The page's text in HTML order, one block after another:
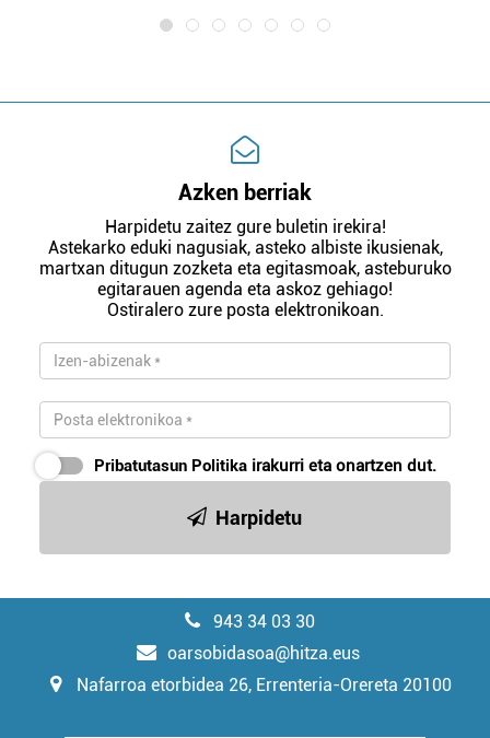
Azken berriak
Harpidetu zaitez gure buletin irekira!
Astekarko eduki nagusiak, asteko albiste ikusienak,
martxan ditugun zozketa eta egitasmoak, asteburuko
egitarauen agenda eta askoz gehiago!
Ostiralero zure posta elektronikoan.
Pribatutasun Politika irakurri eta onartzen dut.
Harpidetu
943 34 03 30
oarsobidasoa@hitza.eus
Nafarroa etorbidea 26, Errenteria-Orereta 20100